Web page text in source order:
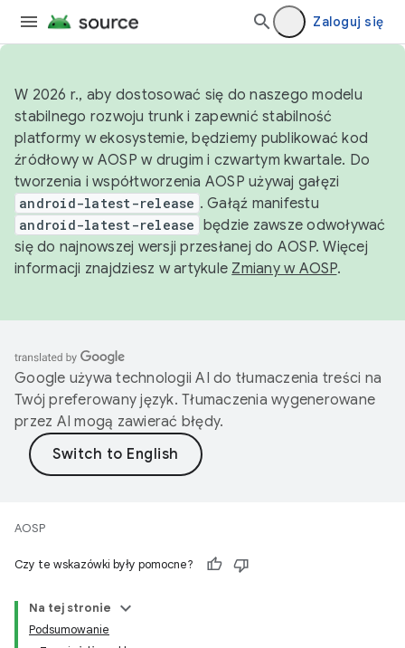
Zaloguj się
W 2026 r., aby dostosować się do naszego modelu
stabilnego rozwoju trunk i zapewnić stabilność
platformy w ekosystemie, będziemy publikować kod
źródłowy w AOSP w drugim i czwartym kwartale. Do
tworzenia i współtworzenia AOSP używaj gałęzi
android-latest-release . Gałąź manifestu
android-latest-release będzie zawsze odwoływać
się do najnowszej wersji przesłanej do AOSP. Więcej
informacji znajdziesz w artykule Zmiany w AOSP.
Google używa technologii AI do tłumaczenia treści na
Twój preferowany język. Tłumaczenia wygenerowane
przez AI mogą zawierać błędy.
AOSP
Czy te wskazówki były pomocne?
Na tej stronie
Podsumowanie